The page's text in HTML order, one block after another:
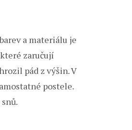
a materiálu je
zaručují
pád z výšin. V
postele.